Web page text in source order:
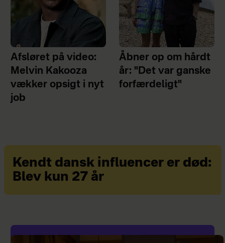
Afsløret på video:
Melvin Kakooza
vækker opsigt i nyt
job
Åbner op om hårdt
år: "Det var ganske
forfærdeligt"
Kendt dansk influencer er død:
Blev kun 27 år